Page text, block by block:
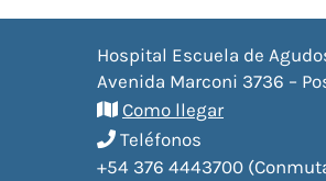
Hospital Escuela de
Avenida Marconi 3736 –
Como llegar
Teléfonos
+54 376 4443700